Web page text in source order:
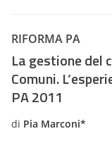
RIFORMA PA
La gestione del
Comuni.
PA 2011
di Pia Marconi*